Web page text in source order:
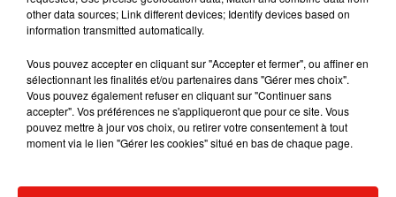
Madonna sort enfin le remix de « Love
Sensation » avec Kylie Minogue
Tayc et Didi B dévoilent le single le plus
dansant de l’année
other data sources; Link different devices; Identify devices based on
information transmitted automatically.
Vous pouvez accepter en cliquant sur "Accepter et fermer", ou affiner en
sélectionnant les finalités et/ou partenaires dans "Gérer mes choix".
Vous pouvez également refuser en cliquant sur "Continuer sans
accepter". Vos préférences ne s'appliqueront que pour ce site. Vous
pouvez mettre à jour vos choix, ou retirer votre consentement à tout
moment via le lien "Gérer les cookies" situé en bas de chaque page.